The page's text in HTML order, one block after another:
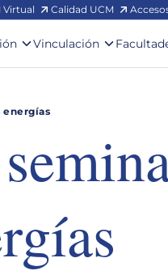
Virtual Calidad UCM
Vinculación
energías